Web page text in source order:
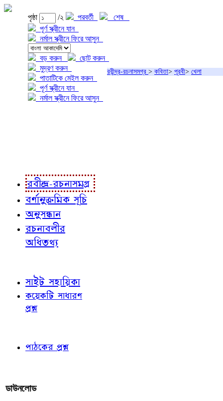
পৃষ্ঠা /২ পরবর্তী
শেষ
পূর্ণ স্ক্রীনে যান
নর্মাল স্ক্রীনে ফিরে আসুন
বড় করুন
ছোট করুন
মুদ্রণ করুন
পাতাটিকে মেইল করুন
পূর্ণ স্ক্রীনে যান
নর্মাল স্ক্রীনে ফিরে আসুন
রবীন্দ্র-রচনাসমগ্র > কবিতা> পূরবী> খেলা
রবীন্দ্র-রচনাসমগ্র
বর্ণানুক্রমিক সূচি
অনুসন্ধান
রচনাবলীর
অধিতথ্য
সাইট সহায়িকা
কয়েকটি সাধারণ
প্রশ্ন
পাঠকের প্রশ্ন
ডাউনলোড